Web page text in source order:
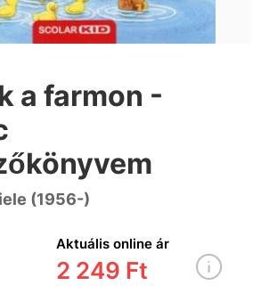
a farmon -
(1956-)
Aktuális online ár
2 249 Ft